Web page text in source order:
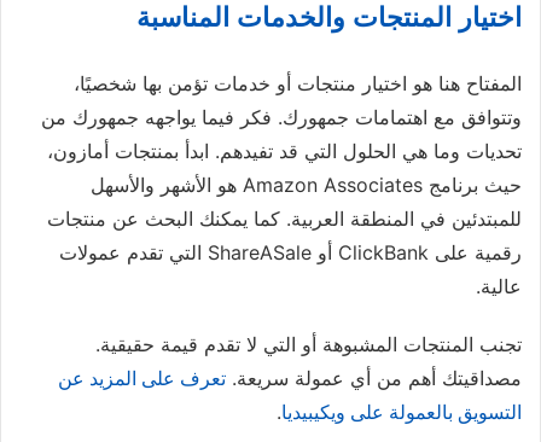
اختيار المنتجات والخدمات المناسبة
المفتاح هنا هو اختيار منتجات أو خدمات تؤمن بها شخصيًا،
وتتوافق مع اهتمامات جمهورك. فكر فيما يواجهه جمهورك من
تحديات وما هي الحلول التي قد تفيدهم. ابدأ بمنتجات أمازون،
حيث برنامج Amazon Associates هو الأشهر والأسهل
للمبتدئين في المنطقة العربية. كما يمكنك البحث عن منتجات
رقمية على ClickBank أو ShareASale التي تقدم عمولات
عالية.
تجنب المنتجات المشبوهة أو التي لا تقدم قيمة حقيقية.
مصداقيتك أهم من أي عمولة سريعة. تعرف على المزيد عن
التسويق بالعمولة على ويكيبيديا.